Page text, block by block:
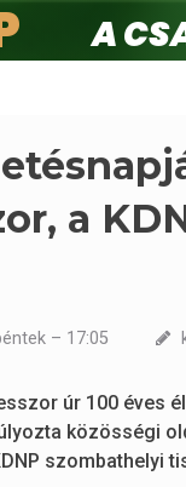
a
– 17:05
úr 100 éves
közösségi
szombathelyi